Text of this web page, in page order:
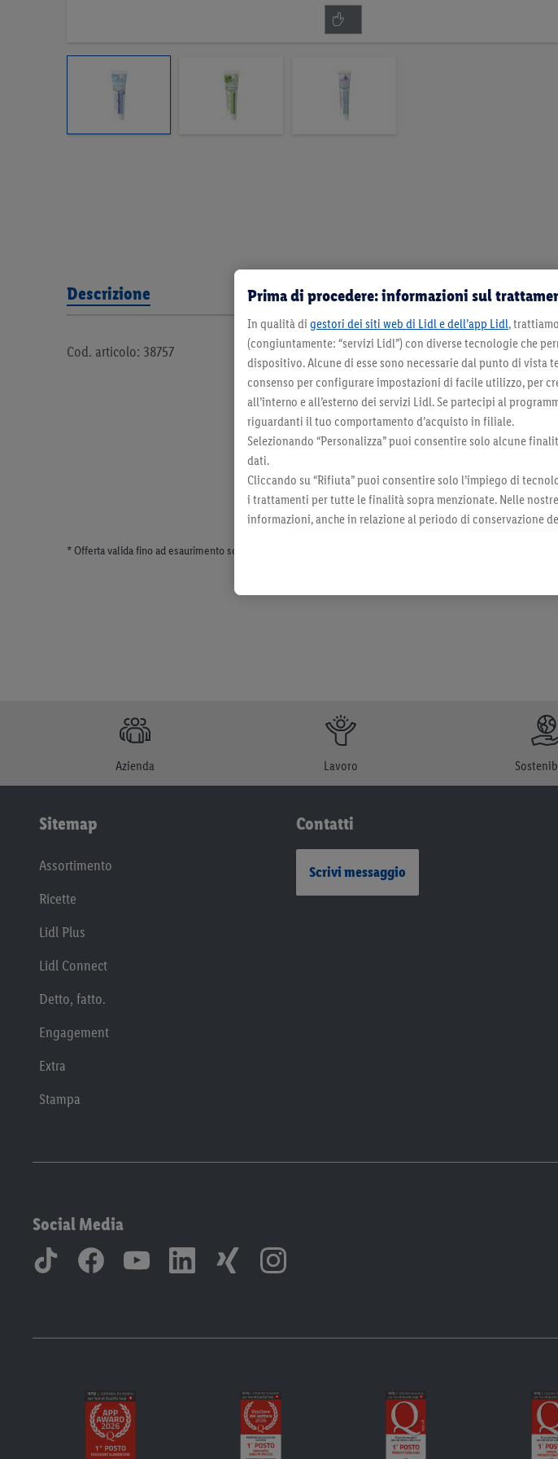
Descrizione
Cod. articolo: 38757
* Offerta valida fino ad esaurimento scorte. Tutti i prezzi senza decorazioni. I prodotti qui reclamizzati,
Azienda Lavoro
Sitemap
Assortimento
Ricette
Lidl Plus
Lidl Connect
Detto, fatto.
Engagement
Extra
Stampa
Contatti
Scrivi messaggio
Social Media
Prima di procedere: informazioni sul
In qualità di gestori dei siti web di Lidl e dell’app Lidl,
(congiuntamente: “servizi Lidl”) con diverse tecnologie che
dispositivo. Alcune di esse sono necessarie dal punto di
consenso per configurare impostazioni di facile utilizzo, per
all’interno e all’esterno dei servizi Lidl. Se partecipi al
riguardanti il tuo comportamento d’acquisto in filiale.
Selezionando “Personalizza” puoi consentire solo alcune
dati.
Cliccando su “Rifiuta” puoi consentire solo l’impiego di
i trattamenti per tutte le finalità sopra menzionate. Nelle nostre
informazioni, anche in relazione al periodo di conservazione